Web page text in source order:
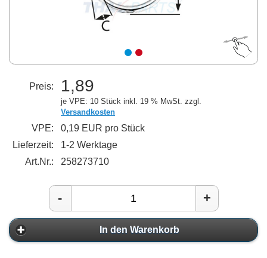
Preis: 1,89
je VPE: 10 Stück inkl. 19 % MwSt. zzgl.
Versandkosten
VPE:
0,19 EUR pro Stück
Lieferzeit:
1-2 Werktage
Art.Nr.:
258273710
- +
In den Warenkorb